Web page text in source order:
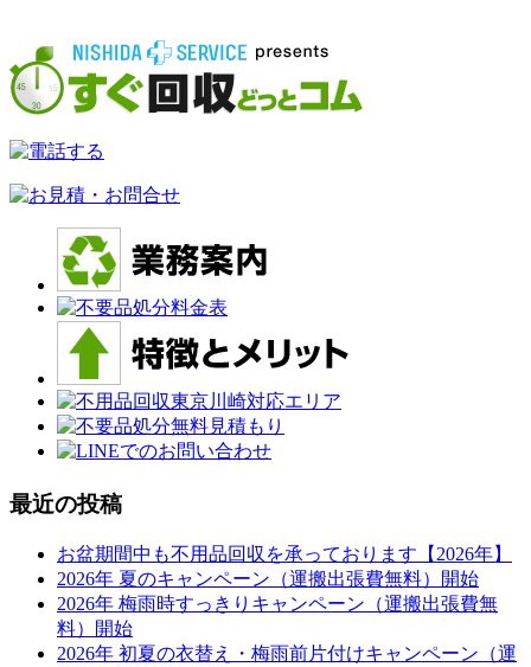
最近の投稿
お盆期間中も不用品回収を承っております【2026年】
2026年 夏のキャンペーン（運搬出張費無料）開始
2026年 梅雨時すっきりキャンペーン（運搬出張費無
料）開始
2026年 初夏の衣替え・梅雨前片付けキャンペーン（運